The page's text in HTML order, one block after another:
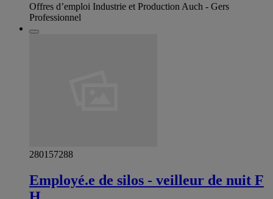
Offres d’emploi Industrie et Production Auch - Gers
Professionnel
280157288
Employé.e de silos - veilleur de nuit F